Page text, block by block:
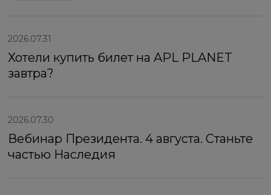
2026.07.31
Хотели купить билет на APL PLANET
завтра?
2026.07.30
Вебинар Президента. 4 августа. Станьте
частью Наследия